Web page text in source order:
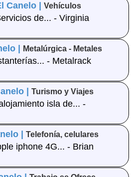
Canelo | Vehículos
de... - Virginia
| Metalúrgica - Metales
- Metalrack
| Turismo y Viajes
isla de... -
|Telefonía, celulares
iphone 4G... - Brian